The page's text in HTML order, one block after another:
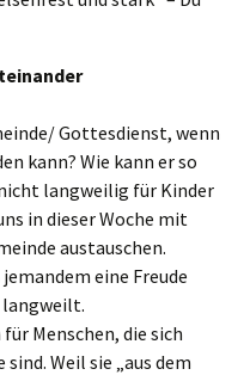
Gottesdienst, wenn
kann? Wie kann er so
langweilig für Kinder
in dieser Woche mit
austauschen.
eine Freude
langweilt.
Menschen, die sich
Weil sie „aus dem